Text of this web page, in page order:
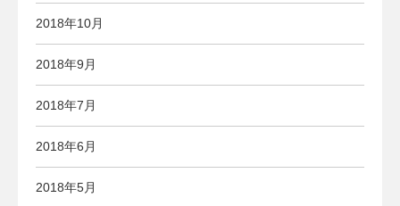
2018年10月
2018年9月
2018年7月
2018年6月
2018年5月